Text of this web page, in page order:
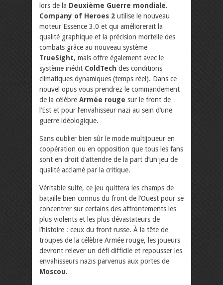
lors de la Deuxième Guerre mondiale.
Company of Heroes 2 utilise le nouveau
moteur Essence 3.0 et qui améliorerait la
qualité graphique et la précision mortelle des
combats grâce au nouveau système
TrueSight, mais offre également avec le
système inédit ColdTech des conditions
climatiques dynamiques (temps réel). Dans ce
nouvel opus vous prendrez le commandement
de la célèbre Armée rouge sur le front de
l’Est et pour l’envahisseur nazi au sein d’une
guerre idéologique.
Sans oublier bien sûr le mode multijoueur en
coopération ou en opposition que tous les fans
sont en droit d’attendre de la part d’un jeu de
qualité acclamé par la critique.
Véritable suite, ce jeu quittera les champs de
bataille bien connus du front de l’Ouest pour se
concentrer sur certains des affrontements les
plus violents et les plus dévastateurs de
l’histoire : ceux du front russe. À la tête de
troupes de la célèbre Armée rouge, les joueurs
devront relever un défi difficile et repousser les
envahisseurs nazis parvenus aux portes de
Moscou.